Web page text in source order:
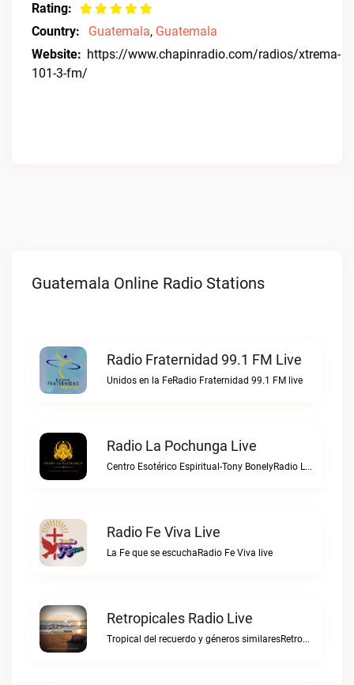
Rating:
Country:
Guatemala, Guatemala
Website: https://www.chapinradio.com/radios/xtrema-
101-3-fm/
Guatemala Online Radio Stations
Radio Fraternidad 99.1 FM Live
Unidos en la FeRadio Fraternidad 99.1 FM live
Radio La Pochunga Live
Centro Esotérico Espiritual-Tony BonelyRadio La Pochunga live
Radio Fe Viva Live
La Fe que se escuchaRadio Fe Viva live
Retropicales Radio Live
Tropical del recuerdo y géneros similaresRetropicales Radio live